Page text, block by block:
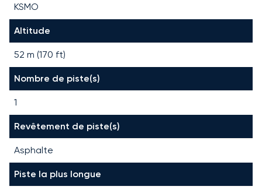
KSMO
Altitude
52 m (170 ft)
Nombre de piste(s)
1
Revêtement de piste(s)
Asphalte
Piste la plus longue